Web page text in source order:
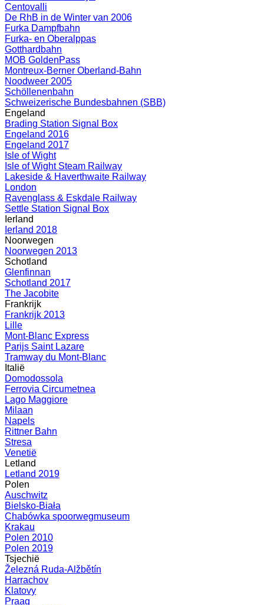
Centovalli
De RhB in de Winter van 2006
Furka Dampfbahn
Furka- en Oberalppas
Gotthardbahn
MOB GoldenPass
Montreux-Berner Oberland-Bahn
Noodweer 2005
Schöllenenbahn
Schweizerische Bundesbahnen (SBB)
Engeland
Brading Station Signal Box
Engeland 2016
Engeland 2017
Isle of Wight
Isle of Wight Steam Railway
Lakeside & Haverthwaite Railway
London
Ravenglass & Eskdale Railway
Settle Station Signal Box
Ierland
Ierland 2018
Noorwegen
Noorwegen 2013
Schotland
Glenfinnan
Schotland 2017
The Jacobite
Frankrijk
Frankrijk 2013
Lille
Mont-Blanc Express
Parijs Saint Lazare
Tramway du Mont-Blanc
Italië
Domodossola
Ferrovia Circumetnea
Lago Maggiore
Milaan
Napels
Rittner Bahn
Stresa
Venetië
Letland
Letland 2019
Polen
Auschwitz
Bielsko-Biała
Chabówka spoorwegmuseum
Krakau
Polen 2010
Polen 2019
Tsjechië
Železná Ruda-Alžbětín
Harrachov
Klatovy
Praag